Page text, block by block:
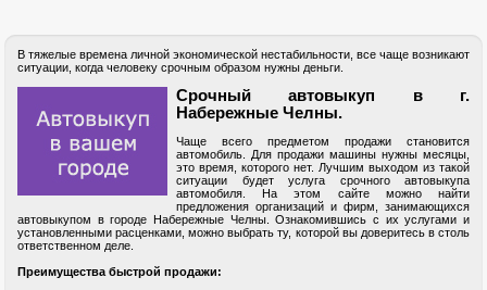
В тяжелые времена личной экономической нестабильности, все чаще возникают
ситуации, когда человеку срочным образом нужны деньги.
Срочный автовыкуп в г.
Набережные Челны.
Чаще всего предметом продажи становится
автомобиль. Для продажи машины нужны месяцы,
это время, которого нет. Лучшим выходом из такой
ситуации будет услуга срочного автовыкупа
автомобиля. На этом сайте можно найти
предложения организаций и фирм, занимающихся
автовыкупом в городе Набережные Челны. Ознакомившись с их услугами и
установленными расценками, можно выбрать ту, которой вы доверитесь в столь
ответственном деле.
Преимущества быстрой продажи: